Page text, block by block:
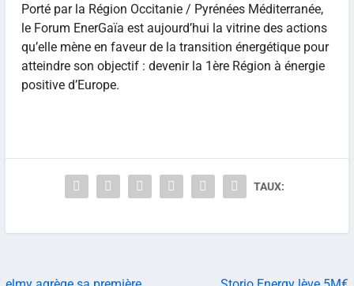
Porté par la Région Occitanie / Pyrénées Méditerranée,
le Forum EnerGaïa est aujourd’hui la vitrine des actions
qu’elle mène en faveur de la transition énergétique pour
atteindre son objectif : devenir la 1ère Région à énergie
positive d’Europe.
TAUX: